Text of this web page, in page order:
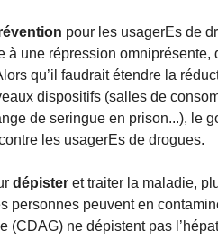
pour les usagerEs de
à une répression
qu’il faudrait étendre la
dispositifs (salles de
de seringue en prison...), le
les usagerEs de drogues.
dépister et traiter la maladie,
personnes peuvent en
(CDAG) ne dépistent pas